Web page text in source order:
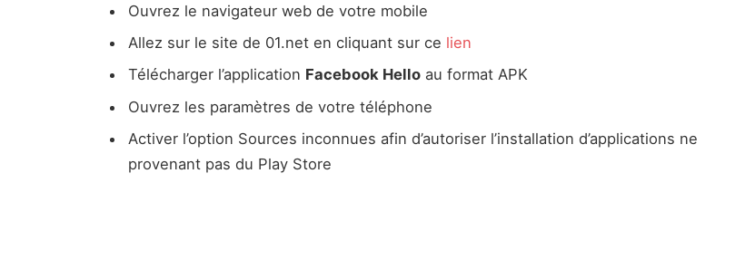
Ouvrez le navigateur web de votre mobile
Allez sur le site de 01.net en cliquant sur ce lien
Télécharger l’application Facebook Hello au format APK
Ouvrez les paramètres de votre téléphone
Activer l’option Sources inconnues afin d’autoriser l’installation d’applications ne
provenant pas du Play Store